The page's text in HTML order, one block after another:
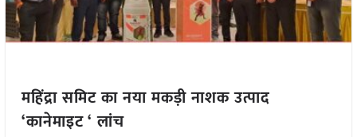
महिंद्रा समिट का नया मकड़ी नाशक उत्पाद
‘कानेमाइट ‘ लांच